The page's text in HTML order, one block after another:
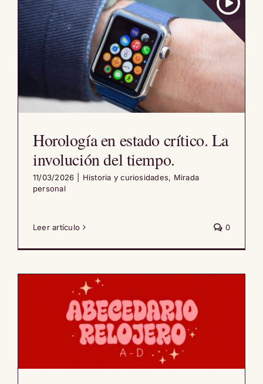
Horología en estado crítico. La
involución del tiempo.
11/03/2026 Historia y curiosidades, Mirada
personal
Leer artículo 0